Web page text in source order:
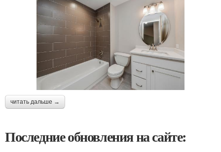
читать дальше →
Последние обновления на сайте: